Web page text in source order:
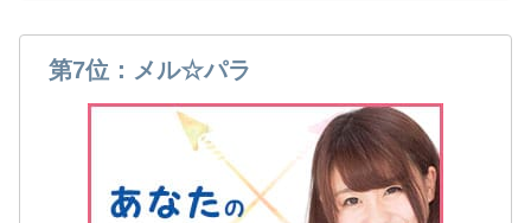
第7位：メル☆パラ